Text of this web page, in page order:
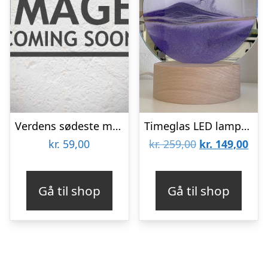
Verdens sødeste mormor krus
kr. 59,00
Gå til shop
Timeglas LED lampe med sand – Rød
kr.259,00 Den
kr. 259,00.
kr. 149,00Den
kr.
Gå til shop